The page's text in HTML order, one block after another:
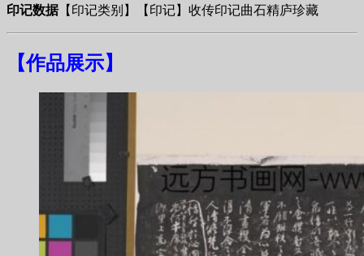
印记数据【印记类别】【印记】收传印记曲石精庐珍藏
【作品展示】